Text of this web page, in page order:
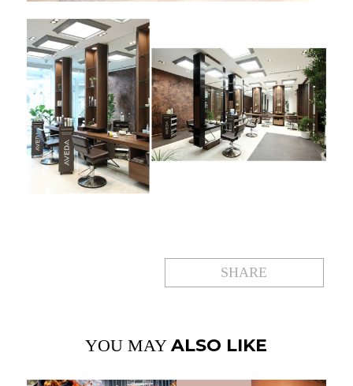
SHARE
YOU MAYALSO LIKE